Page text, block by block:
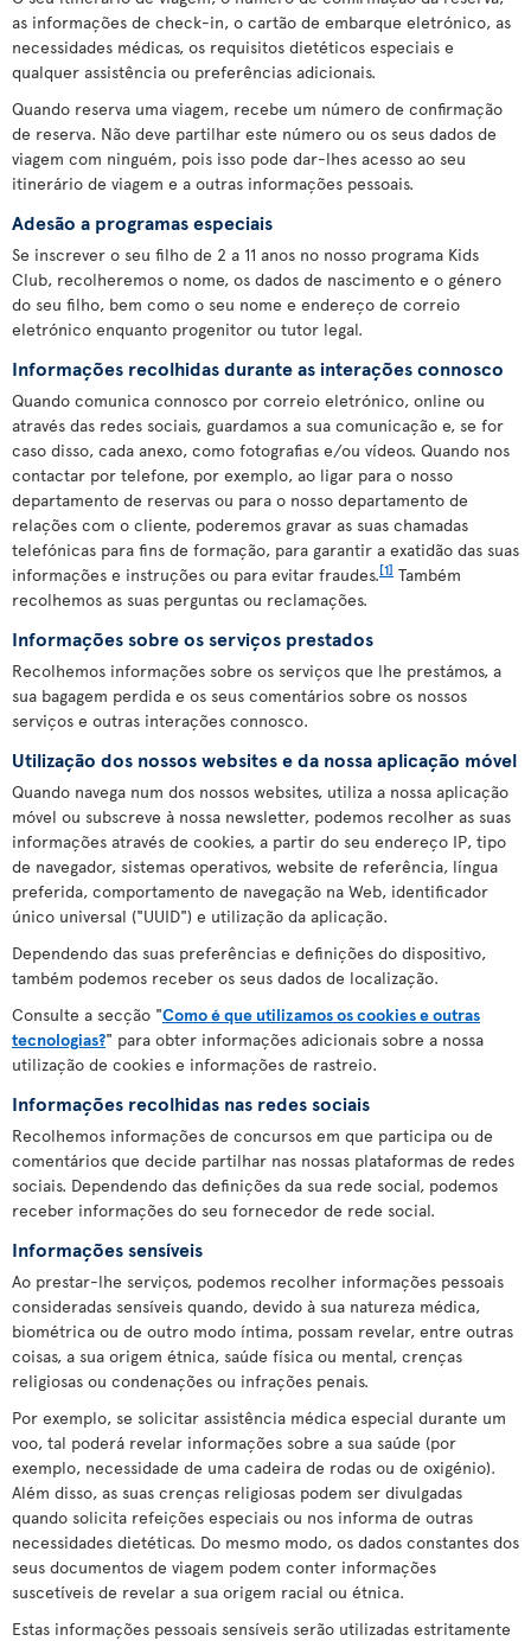
as informações de check-in, o cartão de embarque eletrónico, as
necessidades médicas, os requisitos dietéticos especiais e
qualquer assistência ou preferências adicionais.
Quando reserva uma viagem, recebe um número de confirmação
de reserva. Não deve partilhar este número ou os seus dados de
viagem com ninguém, pois isso pode dar-lhes acesso ao seu
itinerário de viagem e a outras informações pessoais.
Adesão a programas especiais
Se inscrever o seu filho de 2 a 11 anos no nosso programa Kids
Club, recolheremos o nome, os dados de nascimento e o género
do seu filho, bem como o seu nome e endereço de correio
eletrónico enquanto progenitor ou tutor legal.
Informações recolhidas durante as interações connosco
Quando comunica connosco por correio eletrónico, online ou
através das redes sociais, guardamos a sua comunicação e, se for
caso disso, cada anexo, como fotografias e/ou vídeos. Quando nos
contactar por telefone, por exemplo, ao ligar para o nosso
departamento de reservas ou para o nosso departamento de
relações com o cliente, poderemos gravar as suas chamadas
telefónicas para fins de formação, para garantir a exatidão das suas
informações e instruções ou para evitar fraudes.[1] Também
recolhemos as suas perguntas ou reclamações.
Informações sobre os serviços prestados
Recolhemos informações sobre os serviços que lhe prestámos, a
sua bagagem perdida e os seus comentários sobre os nossos
serviços e outras interações connosco.
Utilização dos nossos websites e da nossa aplicação móvel
Quando navega num dos nossos websites, utiliza a nossa aplicação
móvel ou subscreve à nossa newsletter, podemos recolher as suas
informações através de cookies, a partir do seu endereço IP, tipo
de navegador, sistemas operativos, website de referência, língua
preferida, comportamento de navegação na Web, identificador
único universal ("UUID") e utilização da aplicação.
Dependendo das suas preferências e definições do dispositivo,
também podemos receber os seus dados de localização.
Consulte a secção "Como é que utilizamos os cookies e outras
tecnologias?" para obter informações adicionais sobre a nossa
utilização de cookies e informações de rastreio.
Informações recolhidas nas redes sociais
Recolhemos informações de concursos em que participa ou de
comentários que decide partilhar nas nossas plataformas de redes
sociais. Dependendo das definições da sua rede social, podemos
receber informações do seu fornecedor de rede social.
Informações sensíveis
Ao prestar-lhe serviços, podemos recolher informações pessoais
consideradas sensíveis quando, devido à sua natureza médica,
biométrica ou de outro modo íntima, possam revelar, entre outras
coisas, a sua origem étnica, saúde física ou mental, crenças
religiosas ou condenações ou infrações penais.
Por exemplo, se solicitar assistência médica especial durante um
voo, tal poderá revelar informações sobre a sua saúde (por
exemplo, necessidade de uma cadeira de rodas ou de oxigénio).
Além disso, as suas crenças religiosas podem ser divulgadas
quando solicita refeições especiais ou nos informa de outras
necessidades dietéticas. Do mesmo modo, os dados constantes dos
seus documentos de viagem podem conter informações
suscetíveis de revelar a sua origem racial ou étnica.
Estas informações pessoais sensíveis serão utilizadas estritamente